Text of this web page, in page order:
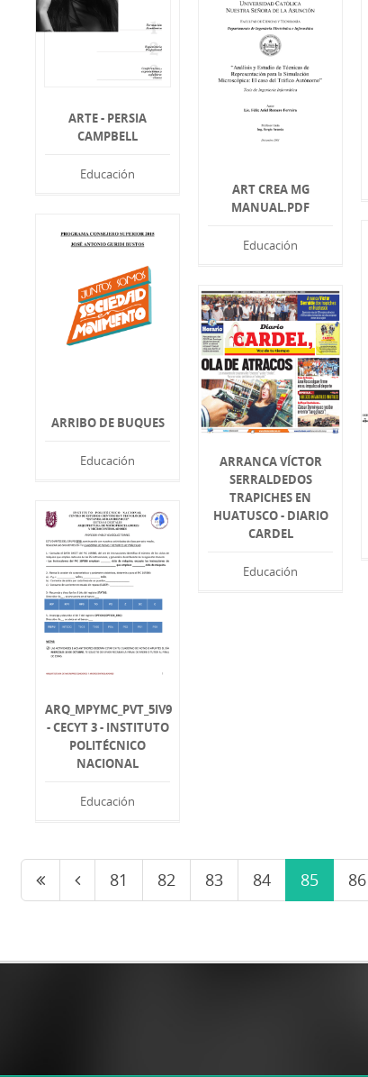
ARTE - PERSIA
CAMPBELL
Educación
ART CREA MG
MANUAL.PDF
Educación
ARRIBO DE BUQUES
Educación
ARRANCA VÍCTOR
SERRALDEDOS
TRAPICHES EN
HUATUSCO - DIARIO
CARDEL
Educación
ARQ_MPYMC_PVT_5IV9
- CECYT 3 - INSTITUTO
POLITÉCNICO
NACIONAL
Educación
81 82 83 84 85 86